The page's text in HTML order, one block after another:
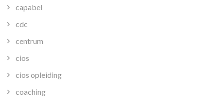
capabel
cdc
centrum
cios
cios opleiding
coaching